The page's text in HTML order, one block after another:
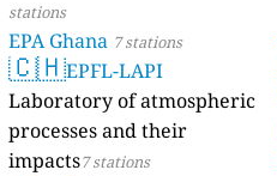
stations
EPA Ghana 7 stations
🇨🇭EPFL-LAPI
Laboratory of atmospheric
processes and their
impacts7 stations